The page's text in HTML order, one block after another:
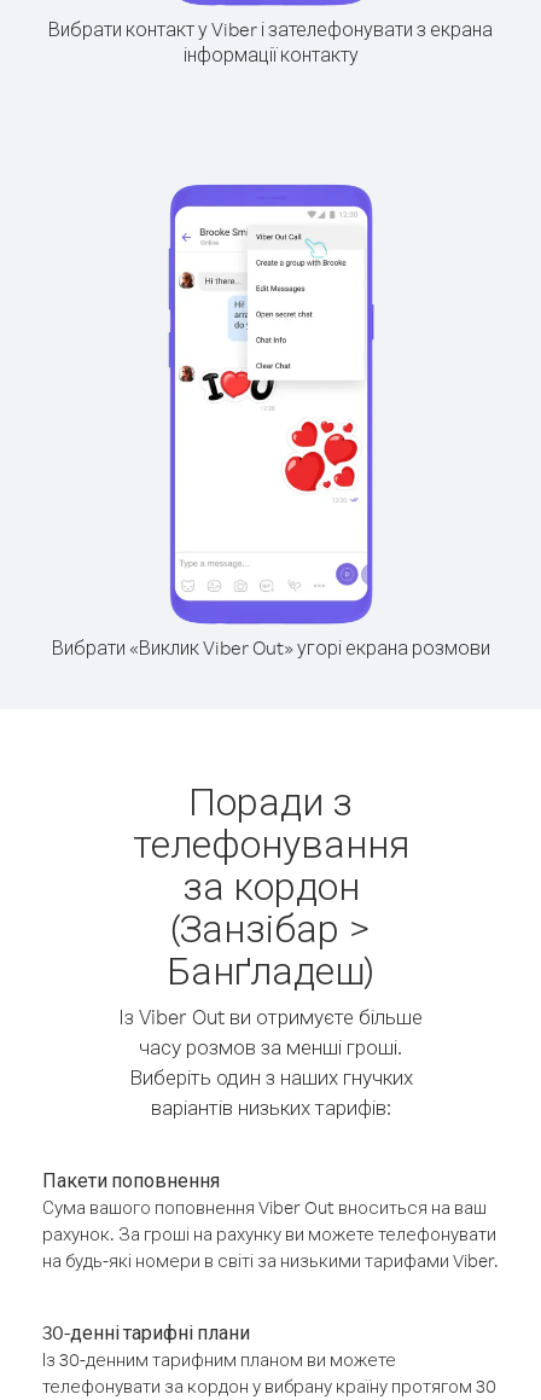
Вибрати контакт у Viber і зателефонувати з екрана
інформації контакту
Вибрати «Виклик Viber Out» угорі екрана розмови
Поради з
телефонування
за кордон
(Занзібар >
Банґладеш)
Із Viber Out ви отримуєте більше
часу розмов за менші гроші.
Виберіть один з наших гнучких
варіантів низьких тарифів:
Пакети поповнення
Сума вашого поповнення Viber Out вноситься на ваш
рахунок. За гроші на рахунку ви можете телефонувати
на будь-які номери в світі за низькими тарифами Viber.
30-денні тарифні плани
Із 30-денним тарифним планом ви можете
телефонувати за кордон у вибрану країну протягом 30